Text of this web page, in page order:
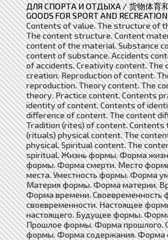
ДЛЯ СПОРТА И ОТДЫХА / 货物体育
GOODS FOR SPORT AND RECREATION
Contents of value. The structure of
The content structure. Content
content of the material. Substance
content of substance. Accidents
of accidents. Creativity content. The
creation. Reproduction of content.
reproduction. Theory content. The
theory. Practice content. Contents
identity of content. Contents of
difference of content. The content
Tradition (rites) of content.
(rituals) physical content. The
physical. Spiritual content. The
spiritual. Жизнь формы. Форма
формы. Форма смерти. Место
места. Уместность формы. Форма
Материя формы. Форма материи.
Форма времени.
своевременности. Настоящее
настоящего. Будущее формы.
Прошлое формы. Форма прошлого.
формы. Форма содержания. Форма